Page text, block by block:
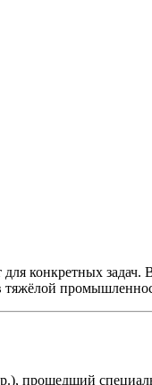
конкретных
прошедший